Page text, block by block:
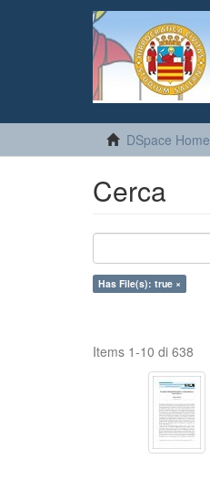
DSpace Home
Cerca
Has File(s): true ×
Items 1-10 di 638